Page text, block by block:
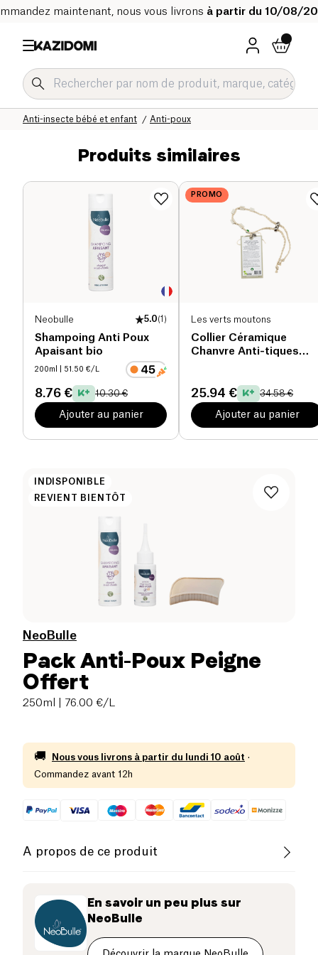
maintenant, nous vous livrons à partir du 10/08/
Anti-poux
Anti-insecte bébé et enfant
Parapharmacie bébé et enfant
Bébé & Enfant
Accueil
Produits similaires
Neobulle 5.0(1 )
Shampoing Anti Poux
Apaisant bio
200ml | 51.50 €/L
8.76 € 10.30 €
Ajouter au panier
PROMO
Les verts moutons
Collier Céramique
Chanvre Anti-tiques
25.94 € 34.58 €
Ajouter au panier
INDISPONIBLE
REVIENT BIENTÔT
NeoBulle
Pack Anti-Poux Peigne
Offert
250ml | 76.00 €/L
🚚 Nous vous livrons à partir du lundi 10 août ·
Commandez avant 12h
A propos de ce produit
marque Néobulle
. Ce pack complet vous offre une
solution efficace et naturelle pour lutter contre les
poux et les lentes.
En savoir un peu plus sur
NeoBulle